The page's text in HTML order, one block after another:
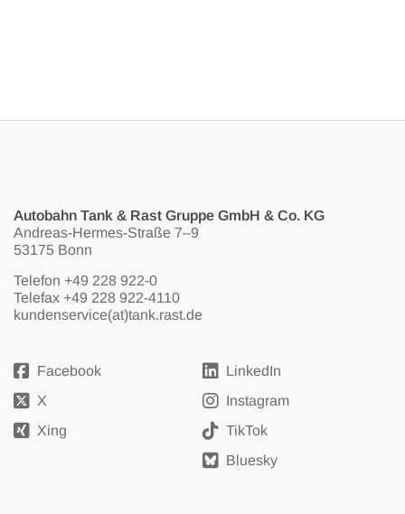
Autobahn Tank & Rast Gruppe GmbH & Co. KG
Andreas-Hermes-Straße 7–9
53175 Bonn
Telefon +49 228 922-0
Telefax +49 228 922-4110
kundenservice(at)tank.rast.de
Facebook
LinkedIn
X
Instagram
Xing
TikTok
Bluesky